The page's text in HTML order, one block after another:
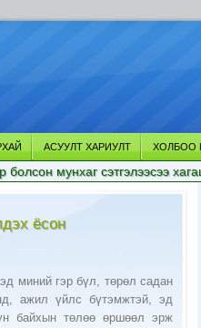
АСУУЛТ ХАРИУЛТ ХОЛБОО
мунхаг сэтгэлээсээ
ёсон
миний гэр бүл, төрөл садан
ажил үйлс бүтэмжтэй, эд
байхын төлөө өршөөл эрж